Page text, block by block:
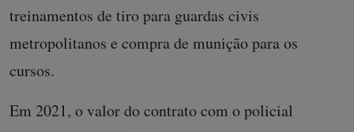
treinamentos de tiro para guardas civis
metropolitanos e compra de munição para os
cursos.
Em 2021, o valor do contrato com o policial